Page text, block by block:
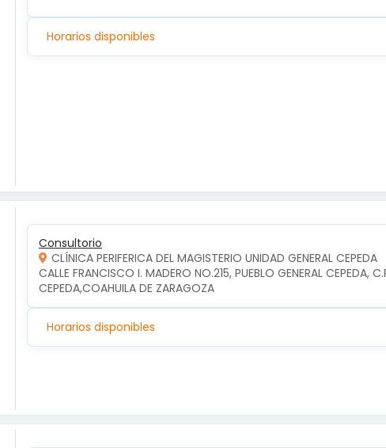
Horarios disponibles
Consultorio
CLÍNICA PERIFERICA DEL MAGISTERIO UNIDAD GENERAL CEPEDA
CALLE FRANCISCO I. MADERO NO.215, PUEBLO GENERAL CEPEDA,
CEPEDA,COAHUILA DE ZARAGOZA
Horarios disponibles